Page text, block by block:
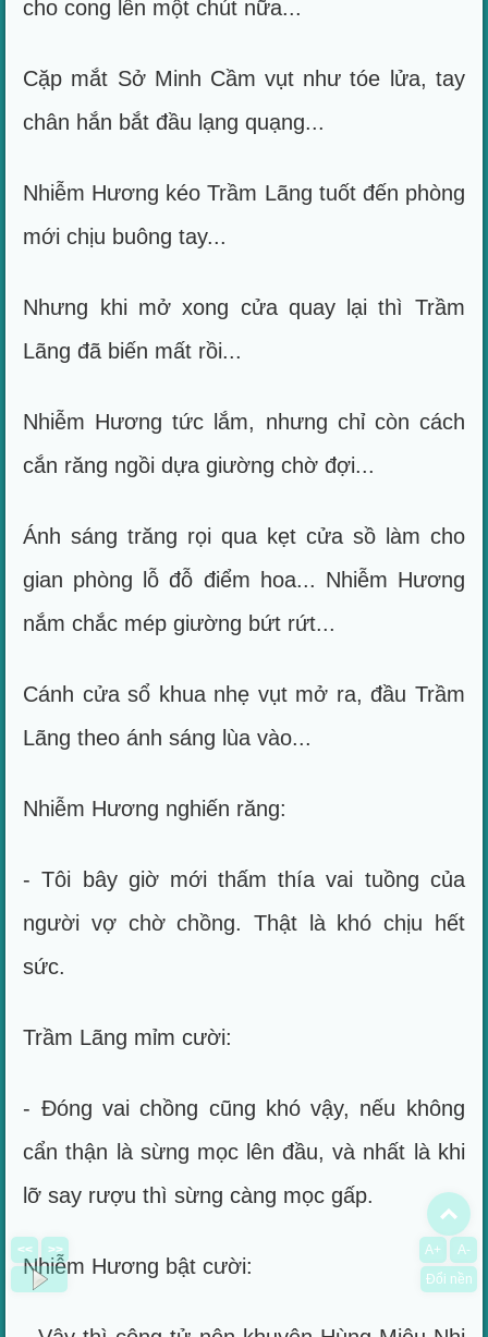
cho cong lên một chút nữa...
Cặp mắt Sở Minh Cầm vụt như tóe lửa, tay
chân hắn bắt đầu lạng quạng...
Nhiễm Hương kéo Trầm Lãng tuốt đến phòng
mới chịu buông tay...
Nhưng khi mở xong cửa quay lại thì Trầm
Lãng đã biến mất rồi...
Nhiễm Hương tức lắm, nhưng chỉ còn cách
cắn răng ngồi dựa giường chờ đợi...
Ánh sáng trăng rọi qua kẹt cửa sồ làm cho
gian phòng lỗ đỗ điểm hoa... Nhiễm Hương
nắm chắc mép giường bứt rứt...
Cánh cửa sổ khua nhẹ vụt mở ra, đầu Trầm
Lãng theo ánh sáng lùa vào...
Nhiễm Hương nghiến răng:
- Tôi bây giờ mới thấm thía vai tuồng của
người vợ chờ chồng. Thật là khó chịu hết
sức.
Trầm Lãng mỉm cười:
- Đóng vai chồng cũng khó vậy, nếu không
cẩn thận là sừng mọc lên đầu, và nhất là khi
lỡ say rượu thì sừng càng mọc gấp.
Nhiễm Hương bật cười:
>>
<< A+
A-
Đổi nền